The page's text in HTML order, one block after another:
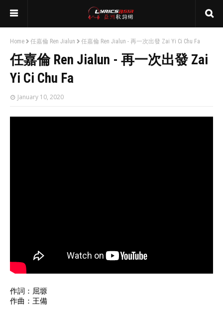
Home 任嘉倫 Ren Jialun 任嘉倫 Ren Jialun - 再一次出發 Zai Yi Ci Chu Fa
任嘉倫 Ren Jialun - 再一次出發 Zai
Yi Ci Chu Fa
January 10, 2020
作詞：屈塬
作曲：王備